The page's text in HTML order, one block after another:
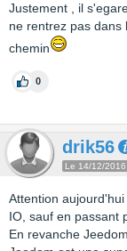
Justement , il
ne rentrez pas dans
chemin
0
drik56
Le 14/12/
Attention
IO, sauf en passant
En revanche